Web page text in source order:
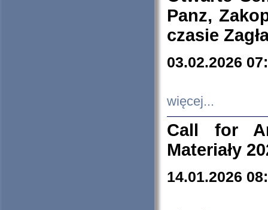
Panz,
czasie
03.02.2026
więcej...
Call for
Materiały
14.01.2026